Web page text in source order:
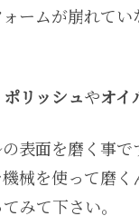
ームが崩れて
ポリッシュやオイ
表面を磨く事
械を使って磨
みて下さい。